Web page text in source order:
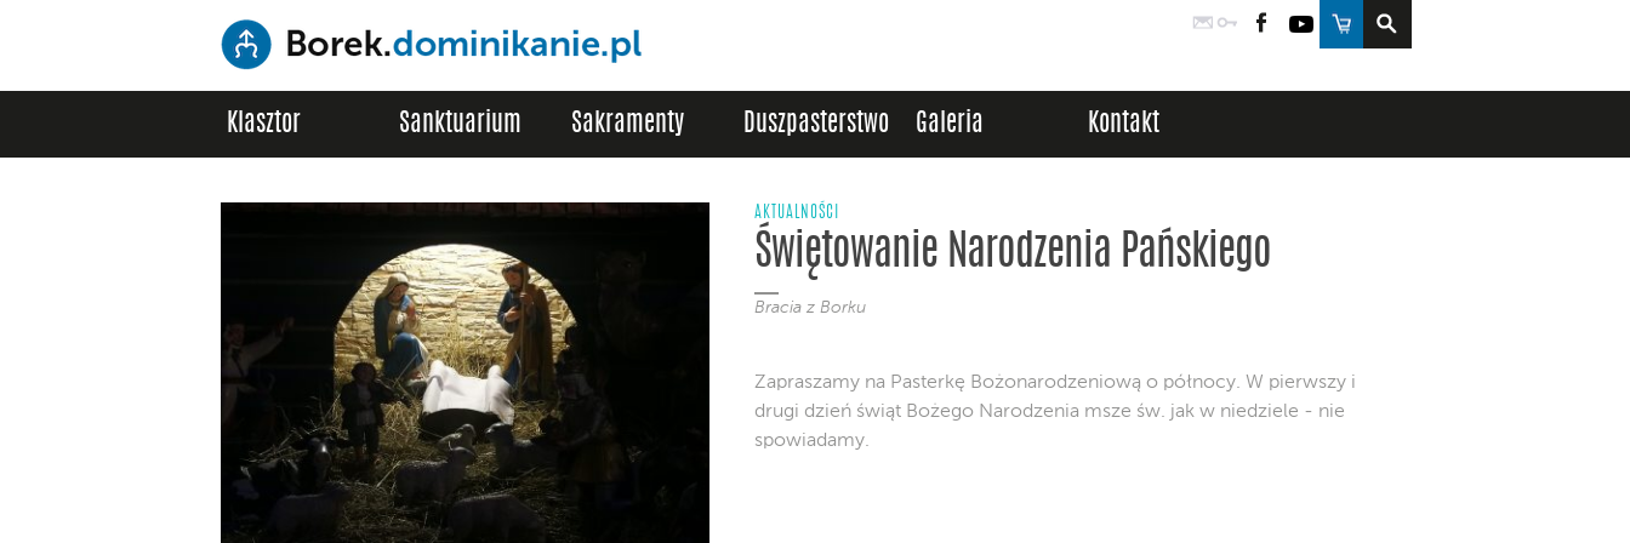
PocztaLogowanie
FacebookYouTube
Sklep
Klasztor Sanktuarium Sakramenty Duszpasterstwo Galeria Kontakt
AKTUALNOŚCI
Świętowanie Narodzenia Pańskiego
Bracia z Borku
Zapraszamy na Pasterkę Bożonarodzeniową o północy. W pierwszy i
drugi dzień świąt Bożego Narodzenia msze św. jak w niedziele - nie
spowiadamy.